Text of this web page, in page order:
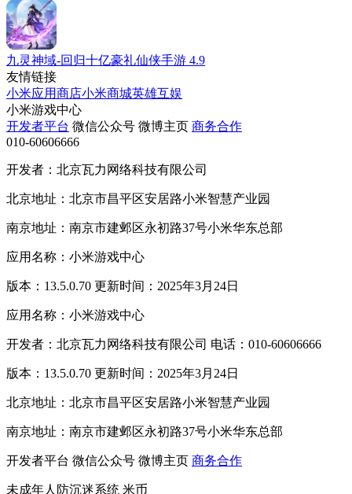
九灵神域-回归十亿豪礼仙侠手游 4.9
友情链接
小米应用商店小米商城英雄互娱
小米游戏中心
开发者平台 微信公众号 微博主页 商务合作
010-60606666
开发者：北京瓦力网络科技有限公司
北京地址：北京市昌平区安居路小米智慧产业园
南京地址：南京市建邺区永初路37号小米华东总部
应用名称：小米游戏中心
版本：13.5.0.70 更新时间：2025年3月24日
应用名称：小米游戏中心
开发者：北京瓦力网络科技有限公司 电话：010-60606666
版本：13.5.0.70 更新时间：2025年3月24日
北京地址：北京市昌平区安居路小米智慧产业园
南京地址：南京市建邺区永初路37号小米华东总部
开发者平台 微信公众号 微博主页 商务合作
未成年人防沉迷系统 米币